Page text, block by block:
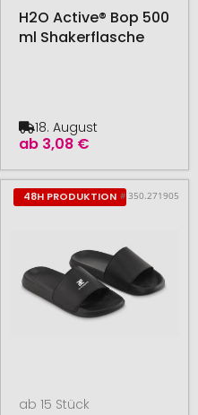
H2O Active® Bop 500
ml Shakerflasche
ab 3,08 €
18. August
48H PRODUKTION # 350.271905
ab 15 Stück